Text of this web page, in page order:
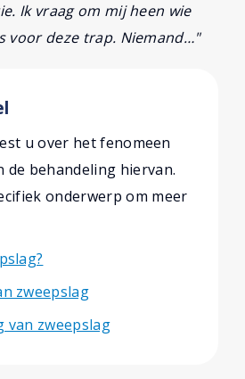
Ik vraag om mij heen wie
voor deze trap. Niemand…"
u over het fenomeen
de behandeling hiervan.
onderwerp om meer
zweepslag
van zweepslag